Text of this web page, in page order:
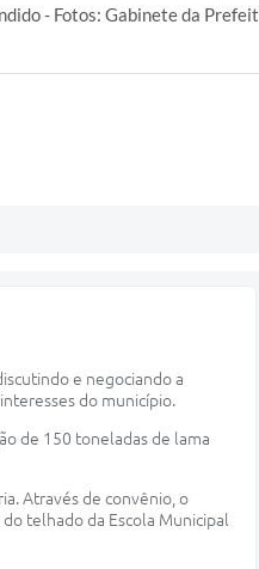
- Fotos: Gabinete da
e negociando a
do município.
de 150 toneladas de lama
Através de convênio, o
telhado da Escola Municipal